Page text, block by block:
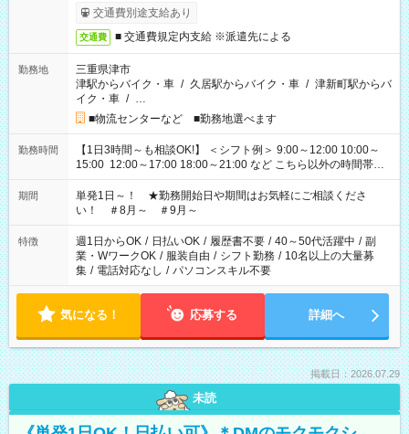
交通費別途支給あり
交通費 ■ 交通費規定内支給 ※派遣先による
勤務地
三重県津市
津駅からバイク・車 / 久居駅からバイク・車 / 津新町駅からバ
イク・車 / …
■物流センターなど ■勤務地選べます
勤務時間
【1日3時間～も相談OK!】 ＜シフト例＞ 9:00～12:00 10:00～
15:00 12:00～17:00 18:00～21:00 など こちら以外の時間帯も
お気軽にご相談ください！
期間
単発1日～！ ★勤務開始日や期間はお気軽にご相談くださ
い！ ＃8月～ ＃9月～
特徴 週1日からOK / 日払いOK / 履歴書不要 / 40～50代活躍中 / 副
業・WワークOK / 服装自由 / シフト勤務 / 10名以上の大量募
集 / 電話対応なし / パソコンスキル不要
気になる！ 応募する 詳細へ
掲載日：2026.07.29
未読